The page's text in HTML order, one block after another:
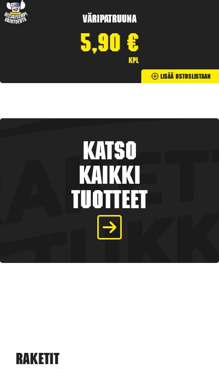
Väripatruuna
5,90 €
kpl
Lisää Ostoslistaan
Katso
kaikki
tuotteet
Raketit